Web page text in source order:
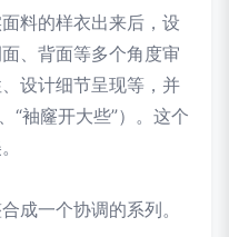
面料的样衣出来后，设
、背面等多个角度审
设计细节呈现等，并
“袖窿开大些”）。这个
成一个协调的系列。